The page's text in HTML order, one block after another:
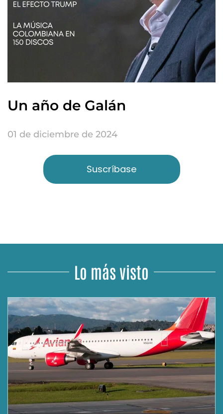
Un año de Galán
01 de diciembre de 2024
Suscríbase
Lo más visto